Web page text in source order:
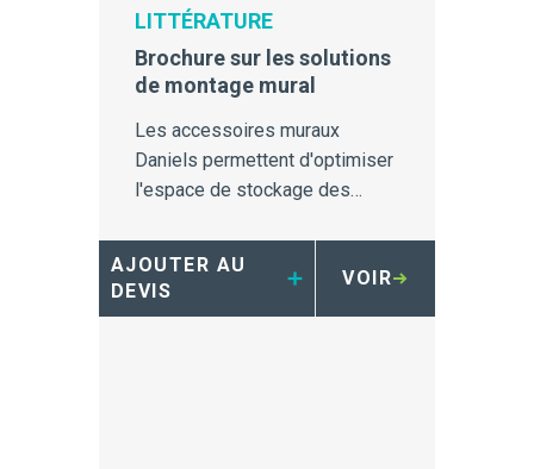
LITTÉRATURE
Brochure sur les solutions
de montage mural
Les accessoires muraux
Daniels permettent d'optimiser
l'espace de stockage des
AJOUTER AU
DEVIS
VOIR